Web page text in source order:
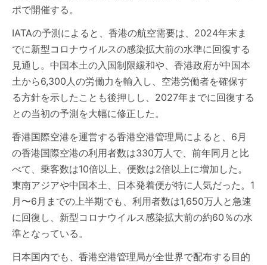
ポで開催する。
IATAの予測によると、香港の航空需要は、2024年末ま
でに新型コロナウイルスの感染拡大前の水準に回復する
見通し。中国本土の入国制限緩和や、香港政府が中国本
土から6,300人の労働力を輸入し、空港労働者を確保す
る方針を示したことも後押しし、2027年までに回復する
との当初の予測を大幅に修正した。
香港国際空港を運営する香港空港管理局によると、6月
の香港国際空港の利用者数は330万人で、前年同月と比
べて、乗客数は10倍以上、便数は2倍以上に増加した。
東南アジアや中国本土、日本発着便が特に人気だった。1
月〜6月までの上半期でも、利用者数は1,650万人と急速
に回復し、新型コロナウイルス感染拡大前の約60％の水
準となっている。
日本国内でも、香港空港管理局が全世界で配布する目的